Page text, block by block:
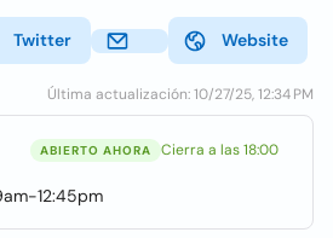
Twitter Website
Última actualización: 10/27/25, 12:34 PM
ABIERTO AHORA Cierra a las 18:00
12:45pm